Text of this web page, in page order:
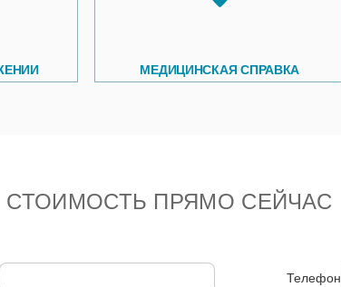
МЕДИЦИНСКАЯ СПРАВКА
СТОИМОСТЬ ПРЯМО СЕЙЧАС
Телефон